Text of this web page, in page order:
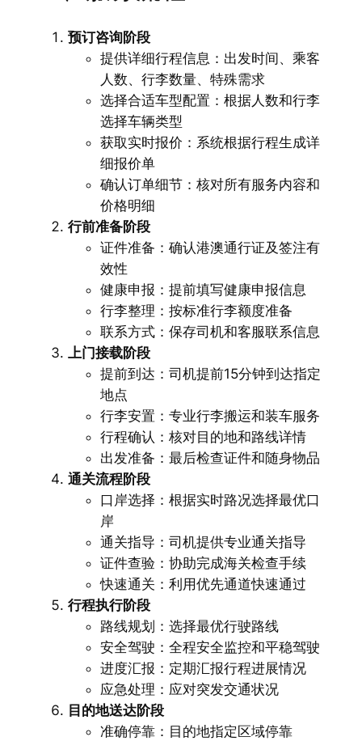
预订咨询阶段
提供详细行程信息：出发时间、乘客
人数、行李数量、特殊需求
选择合适车型配置：根据人数和行李
选择车辆类型
获取实时报价：系统根据行程生成详
细报价单
确认订单细节：核对所有服务内容和
价格明细
行前准备阶段
证件准备：确认港澳通行证及签注有
效性
健康申报：提前填写健康申报信息
行李整理：按标准行李额度准备
联系方式：保存司机和客服联系信息
上门接载阶段
提前到达：司机提前15分钟到达指定
地点
行李安置：专业行李搬运和装车服务
行程确认：核对目的地和路线详情
出发准备：最后检查证件和随身物品
通关流程阶段
口岸选择：根据实时路况选择最优口
岸
通关指导：司机提供专业通关指导
证件查验：协助完成海关检查手续
快速通关：利用优先通道快速通过
行程执行阶段
路线规划：选择最优行驶路线
安全驾驶：全程安全监控和平稳驾驶
进度汇报：定期汇报行程进展情况
应急处理：应对突发交通状况
目的地送达阶段
准确停靠：目的地指定区域停靠